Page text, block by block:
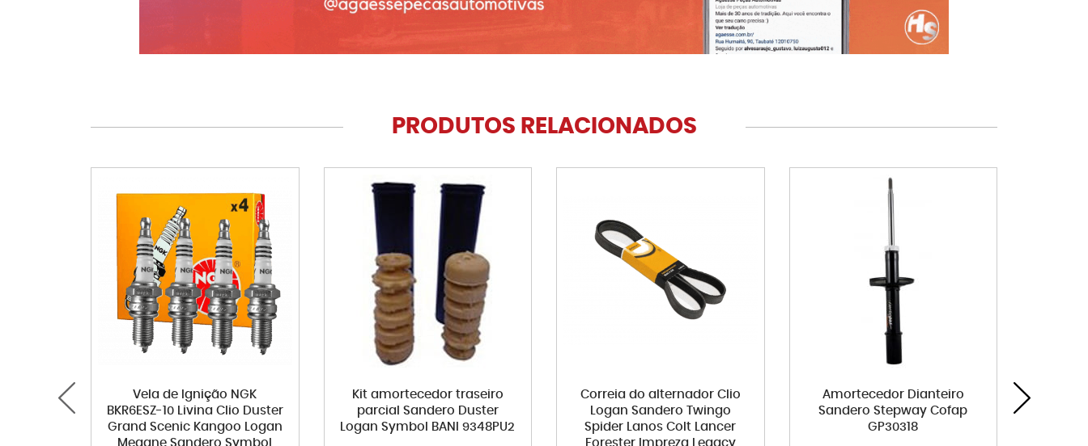
PRODUTOS RELACIONADOS
Vela de Ignição NGK
BKR6ESZ-10 Livina Clio Duster
Grand Scenic Kangoo Logan
Megane Sandero Symbol
Kit amortecedor traseiro
parcial Sandero Duster
Logan Symbol BANI 9348PU2
Correia do alternador Clio
Logan Sandero Twingo
Spider Lanos Colt Lancer
Forester Impreza Legacy
Amortecedor Dianteiro
Sandero Stepway Cofap
GP30318